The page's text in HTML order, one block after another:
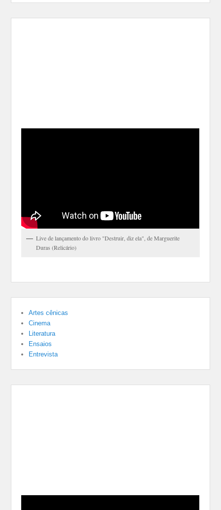
Live de lançamento do livro "Destruir, diz ela", de Marguerite
Duras (Relicário)
Artes cênicas
Cinema
Literatura
Ensaios
Entrevista